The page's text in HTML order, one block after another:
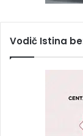
Vodič Istina